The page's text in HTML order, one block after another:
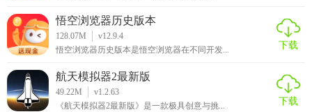
悟空浏览器历史版本
128.07M
v12.9.4
悟空浏览器历史版本是悟空浏览器在不同开发...
下载
航天模拟器2最新版
49.22M
v1.2.63
《航天模拟器2最新版》是一款极具创意与挑...
下载